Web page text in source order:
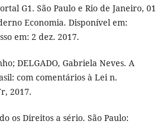
G1. São Paulo e Rio de Janeiro, 01
Economia. Disponível em:
em: 2 dez. 2017.
DELGADO, Gabriela Neves. A
com comentários à Lei n.
2017.
os Direitos a sério. São Paulo: